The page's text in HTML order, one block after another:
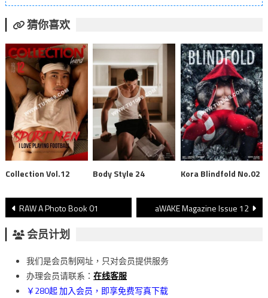
猜你喜欢
Collection Vol.12 Body Style 24 Kora Blindfold No.02
文
章
導
覽
RAW A Photo Book 01 aWAKE Magazine Issue 12
会员计划
我们是会员制网址，只对会员提供服务
办理会员请联系： 在线客服
￥280起 加入会员，即享免费写真下载